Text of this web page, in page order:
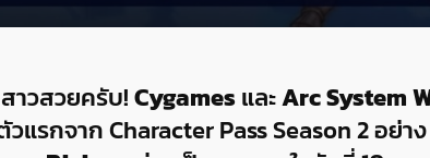
าวสวยครับ!CygamesและArc System
แรกจาก Character Pass Season 2 อย่าง